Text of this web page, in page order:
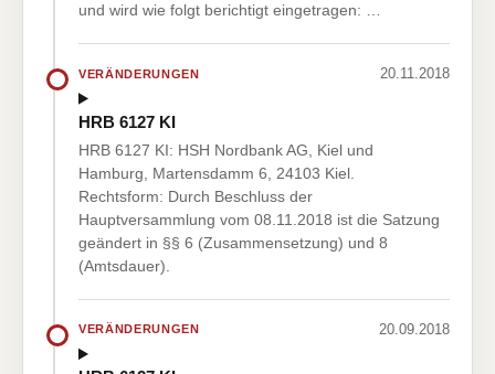
und wird wie folgt berichtigt eingetragen: …
VERÄNDERUNGEN 20.11.2018
HRB 6127 KI
HRB 6127 KI: HSH Nordbank AG, Kiel und
Hamburg, Martensdamm 6, 24103 Kiel.
Rechtsform: Durch Beschluss der
Hauptversammlung vom 08.11.2018 ist die Satzung
geändert in §§ 6 (Zusammensetzung) und 8
(Amtsdauer).
VERÄNDERUNGEN 20.09.2018